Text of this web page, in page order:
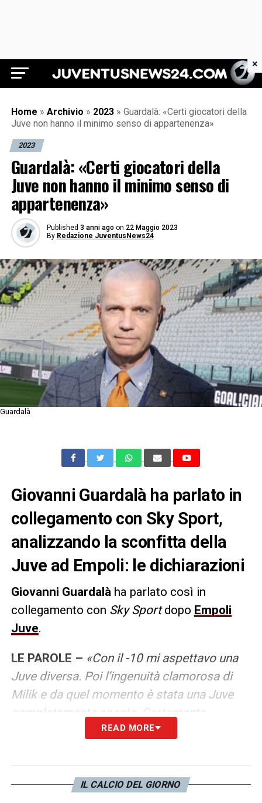
Juventus News 24
Home » Archivio » 2023 » Guardalà: «Certi giocatori della
Juve non hanno il minimo senso di appartenenza»
2023
Guardalà: «Certi giocatori della
Juve non hanno il minimo senso di
appartenenza»
Published 3 anni ago on 22 Maggio 2023
By Redazione JuventusNews24
Guardalà
Giovanni Guardalà ha parlato in
collegamento con Sky Sport,
analizzando la sconfitta della
Juve ad Empoli: le dichiarazioni
Giovanni Guardalàha parlato così in
collegamento con Sky Sportdopo Empoli
Juve.
LE PAROLE – «Con il -10 mi aspettavo una
Juve diversa. Poi l’ingenuità clamorosa di
Milik e da quel momento è stata una Juve
completamente spenta. Certamente
nell’analisi della stagione vanno valutati tanti
spesso male, in Europa è andata male.
Allegri ha responsabilità, ma certi giocatori
READ MORE
IL CALCIO DEL GIORNO
×